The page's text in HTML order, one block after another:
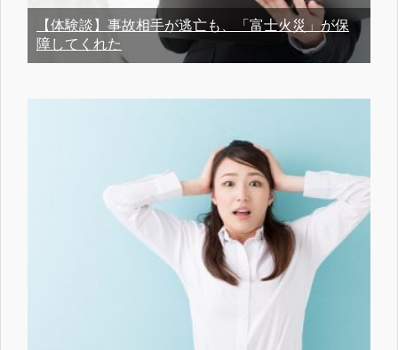
【体験談】事故相手が逃亡も、「富士火災」が保
障してくれた